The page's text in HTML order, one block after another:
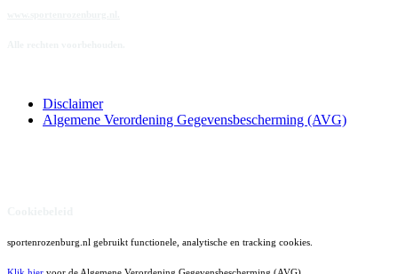
Disclaimer
Algemene Verordening Gegevensbescherming (AVG)
sportenrozenburg.nl gebruikt functionele, analytische en tracking cookies.